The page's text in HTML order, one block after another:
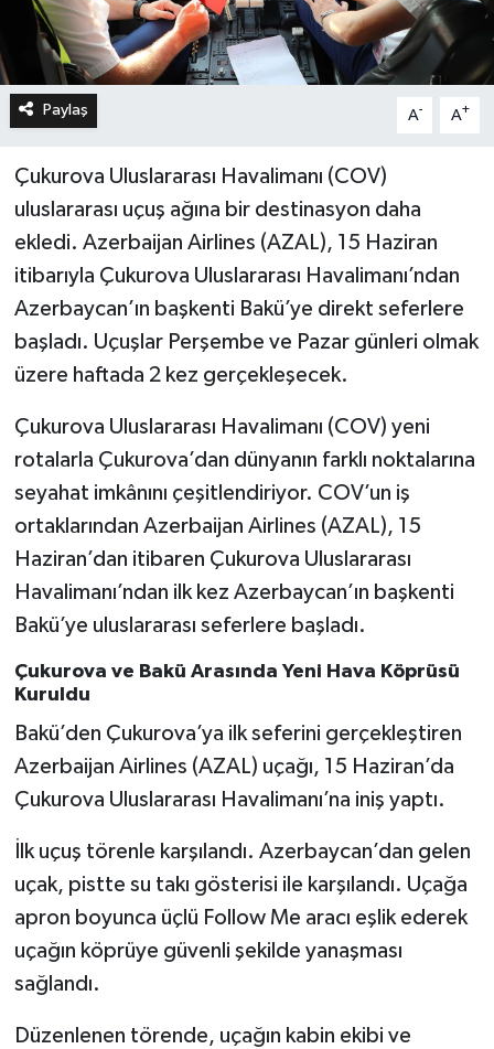
Paylaş A- A+
Çukurova Uluslararası Havalimanı (COV)
uluslararası uçuş ağına bir destinasyon daha
ekledi. Azerbaijan Airlines (AZAL), 15 Haziran
itibarıyla Çukurova Uluslararası Havalimanı’ndan
Azerbaycan’ın başkenti Bakü’ye direkt seferlere
başladı. Uçuşlar Perşembe ve Pazar günleri olmak
üzere haftada 2 kez gerçekleşecek.
Çukurova Uluslararası Havalimanı (COV) yeni
rotalarla Çukurova’dan dünyanın farklı noktalarına
seyahat imkânını çeşitlendiriyor. COV’un iş
ortaklarından Azerbaijan Airlines (AZAL), 15
Haziran’dan itibaren Çukurova Uluslararası
Havalimanı’ndan ilk kez Azerbaycan’ın başkenti
Bakü’ye uluslararası seferlere başladı.
Çukurova ve Bakü Arasında Yeni Hava Köprüsü
Kuruldu
Bakü’den Çukurova’ya ilk seferini gerçekleştiren
Azerbaijan Airlines (AZAL) uçağı, 15 Haziran’da
Çukurova Uluslararası Havalimanı’na iniş yaptı.
İlk uçuş törenle karşılandı. Azerbaycan’dan gelen
uçak, pistte su takı gösterisi ile karşılandı. Uçağa
apron boyunca üçlü Follow Me aracı eşlik ederek
uçağın köprüye güvenli şekilde yanaşması
sağlandı.
Düzenlenen törende, uçağın kabin ekibi ve